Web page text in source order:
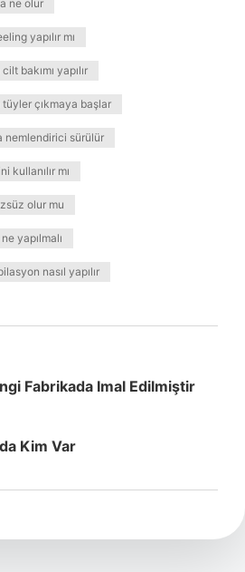
ne olur
yapılır mı
bakımı yapılır
çıkmaya başlar
nemlendirici sürülür
kullanılır mı
olur mu
yapılmalı
nasıl yapılır
Fabrikada Imal Edilmiştir
Kim Var